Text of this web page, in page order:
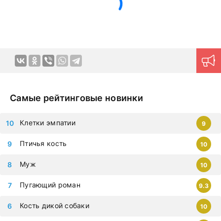
дорамы, которыми восхищается весь мир. Все фильмы
Самые рейтинговые новинки
Кость дикой собаки 10
Пугающий роман 9.3
Муж 10
Птичья кость 10
Клетки эмпатии 9